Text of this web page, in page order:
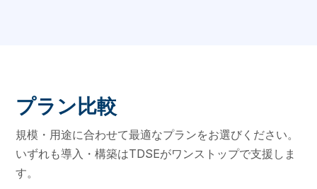
プラン比較
規模・用途に合わせて最適なプランをお選びください。
いずれも導入・構築はTDSEがワンストップで支援しま
す。